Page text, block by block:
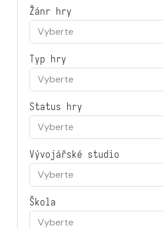
Žánr hry
Vyberte
Typ hry
Vyberte
Status hry
Vyberte
Vývojářské studio
Vyberte
Škola
Vyberte